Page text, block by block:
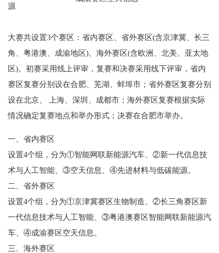
源
大赛共设置3个赛区：省内赛区、省外赛区(含京津冀、长三
角、粤港澳、成渝地区)、海外赛区(含欧洲、北美、亚太地
区)。初赛采用线上评审，复赛和决赛采用线下评审，省内
赛区复赛分别设在合肥、芜湖、蚌埠市；省外赛区复赛分别
设在北京、 上海、深圳、成都市；海外赛区复赛根据实际
情况确定复赛地点和举办形式；决赛在合肥市举办。
一、省内赛区
设置4个组，分为①智能网联新能源汽车、②新一代信息技
术与人工智能、③空天信息、④先进材料与低碳能源。
二、省外赛区
设置4个组，分为①京津冀赛区生物制造、②长三角赛区新
一代信息技术与人工智能、③粤港澳赛区智能网联新能源汽
车、④成渝赛区空天信息。
三、海外赛区